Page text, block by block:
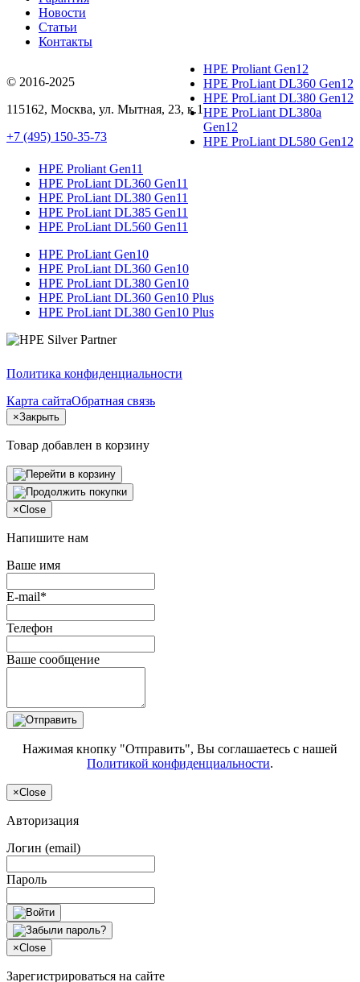
Новости
Статьи
Контакты
© 2016-2025
115162, Москва, ул. Мытная, 23, к.1
+7 (495) 150-35-73
HPE Proliant Gen12
HPE ProLiant DL360 Gen12
HPE ProLiant DL380 Gen12
HPE ProLiant DL380a
Gen12
HPE ProLiant DL580 Gen12
HPE Proliant Gen11
HPE ProLiant DL360 Gen11
HPE ProLiant DL380 Gen11
HPE ProLiant DL385 Gen11
HPE ProLiant DL560 Gen11
HPE ProLiant Gen10
HPE ProLiant DL360 Gen10
HPE ProLiant DL380 Gen10
HPE ProLiant DL360 Gen10 Plus
HPE ProLiant DL380 Gen10 Plus
Политика конфиденциальности
Карта сайтаОбратная связь
×Закрыть
Товар добавлен в корзину
×Close
Напишите нам
Ваше имя
E-mail*
Телефон
Ваше сообщение
Нажимая кнопку "Отправить", Вы соглашаетесь с нашей
Политикой конфиденциальности.
×Close
Авторизация
Логин (email)
Пароль
×Close
Зарегистрироваться на сайте